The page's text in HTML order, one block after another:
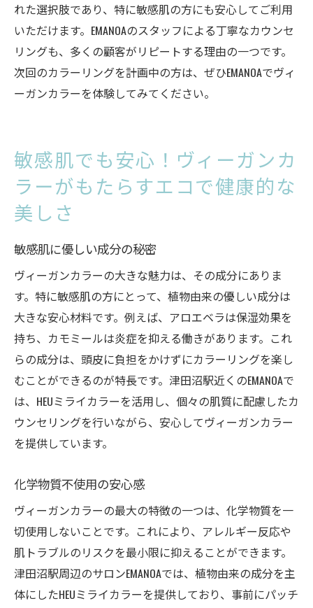
れた選択肢であり、特に敏感肌の方にも安心してご利用
いただけます。EMANOAのスタッフによる丁寧なカウンセ
リングも、多くの顧客がリピートする理由の一つです。
次回のカラーリングを計画中の方は、ぜひEMANOAでヴィ
ーガンカラーを体験してみてください。
敏感肌でも安心！ヴィーガンカ
ラーがもたらすエコで健康的な
美しさ
敏感肌に優しい成分の秘密
ヴィーガンカラーの大きな魅力は、その成分にありま
す。特に敏感肌の方にとって、植物由来の優しい成分は
大きな安心材料です。例えば、アロエベラは保湿効果を
持ち、カモミールは炎症を抑える働きがあります。これ
らの成分は、頭皮に負担をかけずにカラーリングを楽し
むことができるのが特長です。津田沼駅近くのEMANOAで
は、HEUミライカラーを活用し、個々の肌質に配慮したカ
ウンセリングを行いながら、安心してヴィーガンカラー
を提供しています。
化学物質不使用の安心感
ヴィーガンカラーの最大の特徴の一つは、化学物質を一
切使用しないことです。これにより、アレルギー反応や
肌トラブルのリスクを最小限に抑えることができます。
津田沼駅周辺のサロンEMANOAでは、植物由来の成分を主
体にしたHEUミライカラーを提供しており、事前にパッチ